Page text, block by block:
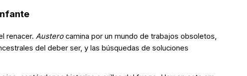
renacer. Austerocamina por un mundo de trabajos obsoletos,
del deber ser, y las búsquedas de soluciones